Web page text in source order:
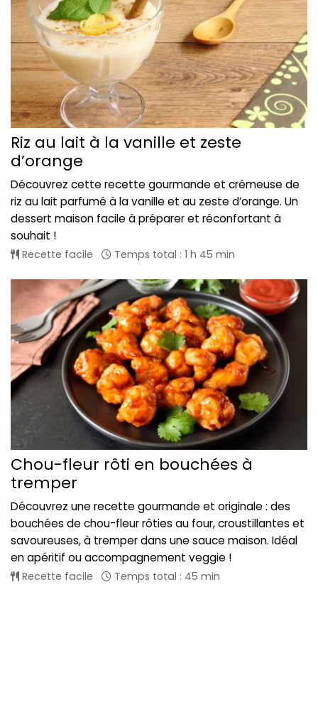
Riz au lait à la vanille et zeste
d’orange
Découvrez cette recette gourmande et crémeuse de
riz au lait parfumé à la vanille et au zeste d’orange. Un
dessert maison facile à préparer et réconfortant à
souhait !
Recette facile Temps total : 1 h 45 min
Chou-fleur rôti en bouchées à
tremper
Découvrez une recette gourmande et originale : des
bouchées de chou-fleur rôties au four, croustillantes et
savoureuses, à tremper dans une sauce maison. Idéal
en apéritif ou accompagnement veggie !
Recette facile Temps total : 45 min